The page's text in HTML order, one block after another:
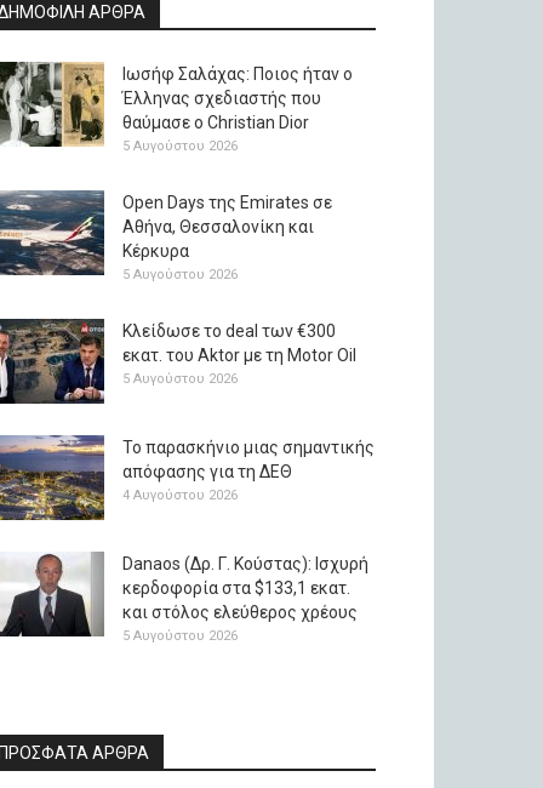
ΑΡΘΡΑ
Ιωσήφ Σαλάχας: Ποιος ήταν ο
Έλληνας σχεδιαστής που
θαύμασε ο Christian Dior
5 Αυγούστου 2026
Open Days της Emirates σε
Αθήνα, Θεσσαλονίκη και
Κέρκυρα
5 Αυγούστου 2026
Κλείδωσε το deal των €300
εκατ. του Aktor με τη Μotor Oil
5 Αυγούστου 2026
Το παρασκήνιο μιας σημαντικής
απόφασης για τη ΔΕΘ
4 Αυγούστου 2026
Danaos (Δρ. Γ. Κούστας): Ισχυρή
κερδοφορία στα $133,1 εκατ.
και στόλος ελεύθερος χρέους
5 Αυγούστου 2026
ΑΡΘΡΑ